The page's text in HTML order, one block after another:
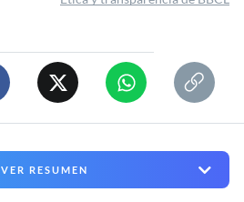
VER RESUMEN